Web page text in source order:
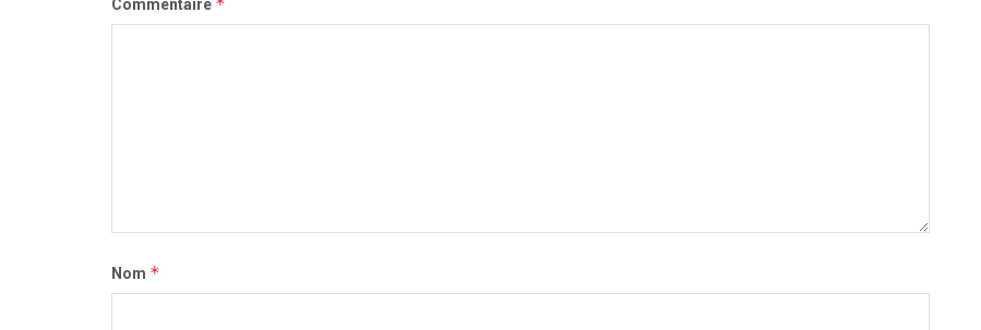
Commentaire
Nom *